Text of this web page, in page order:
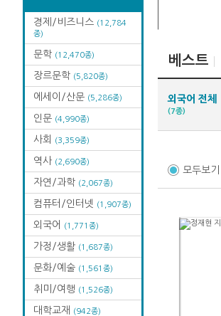
경제/비즈니스 (12,784
종)
문학 (12,470종)
장르문학 (5,820종)
에세이/산문 (5,286종)
인문 (4,990종)
사회 (3,359종)
역사 (2,690종)
자연/과학 (2,067종)
컴퓨터/인터넷 (1,907종)
외국어 (1,771종)
가정/생활 (1,687종)
문화/예술 (1,561종)
취미/여행 (1,526종)
대학교재 (942종)
베스트
외국어 전체
(7종)
모두보기